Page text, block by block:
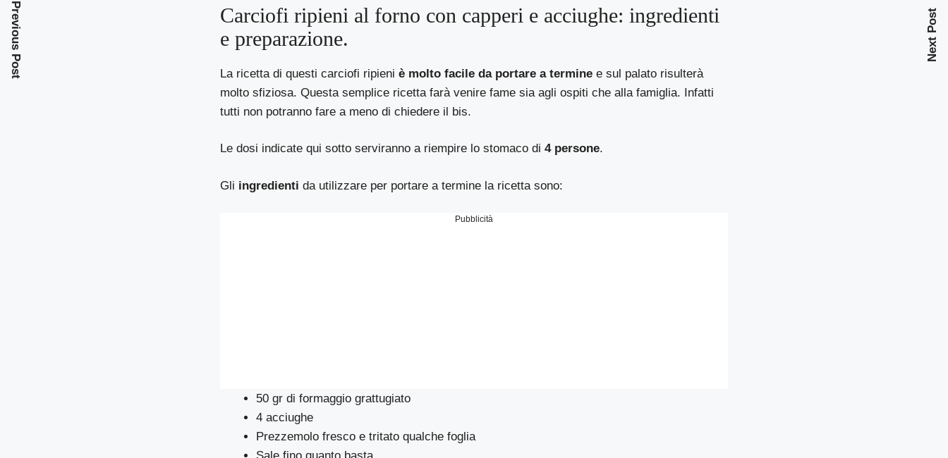
Carciofi ripieni al forno con capperi e acciughe: ingredienti
e preparazione.
La ricetta di questi carciofi ripieni è molto facile da portare a termine e sul palato risulterà
molto sfiziosa. Questa semplice ricetta farà venire fame sia agli ospiti che alla famiglia. Infatti
tutti non potranno fare a meno di chiedere il bis.
Le dosi indicate qui sotto serviranno a riempire lo stomaco di4 persone.
Gli ingredienti da utilizzare per portare a termine la ricetta sono:
Pubblicità
50 gr di formaggio grattugiato
4 acciughe
Prezzemolo fresco e tritato qualche foglia
Previous Post Next Post